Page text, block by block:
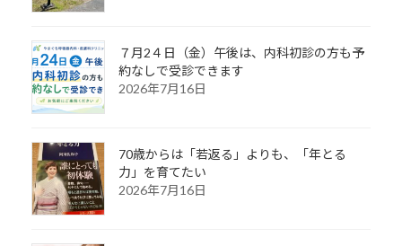
７月2４日（金）午後は、内科初診の方も予
約なしで受診できます
2026年7月16日
70歳からは「若返る」よりも、「年とる
力」を育てたい
2026年7月16日